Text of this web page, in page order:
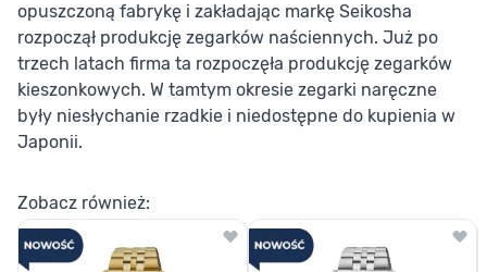
opuszczoną fabrykę i zakładając markę Seikosha
rozpoczął produkcję zegarków naściennych. Już po
trzech latach firma ta rozpoczęła produkcję zegarków
kieszonkowych. W tamtym okresie zegarki naręczne
były niesłychanie rzadkie i niedostępne do kupienia w
Japonii.
Zobacz również: